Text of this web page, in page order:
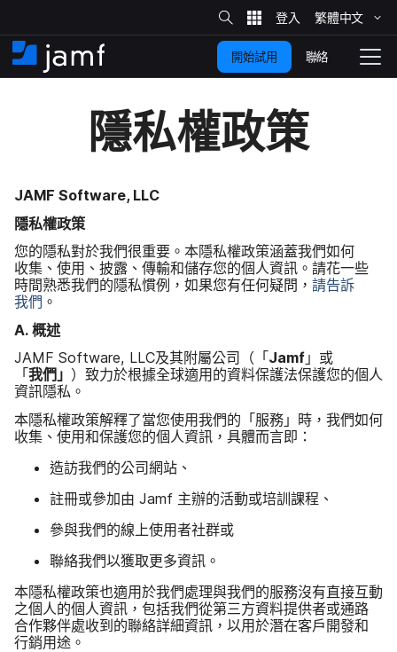
​
至
​
網
站
​搜
尋
繁體​中文
住
家
切
換
開始試用 聯絡
隱私權​政策
JAMF Software, LLC
隱私權​政策
您​的​隱私​對於​我們​很​重要。​本​隱​私權​政策​涵蓋​我們​如何​
收集、​使用、​披露、​傳輸​和​儲​存您​的​個人​資訊。​請花​一些​
時間​熟悉​我們​的​隱私​慣例，​如果​您​有​任何​疑問， 請​告訴​
我們 。
A. 概述
JAMF Software, LLC及​其​附屬​公司​（​「Jamf 」​或​
「我們」 ）​致力於​根據​全球​適用​的​資料​保護​法​保護​您​的​個人​
資訊​隱私。
本​隱私權​政策​解釋​了​當您​使用​我們​的​「服務」​時，​我們​如何​
收集、​使用​和​保護​您​的​個人​資訊，​具體​而​言即：
造訪​我們​的​公司​網站、
註冊​或​參加​由 Jamf 主辦​的​活動​或​培訓​課程、
參與​我們​的​線上​使用​者​社群​或
聯絡​我們​以​獲取​更多​資訊。
本​隱私權​政策​也​適用​於​我們​處理​與​我們​的​服務​沒有​直接​互動​
之​個人​的​個人​資訊，​包括​我們​從​第三​方​資料​提供​者​或通路​
合作​夥伴處​收到​的​聯絡​詳細​資訊，​以​用​於​潛在​客戶​開發​和​
行銷用途。